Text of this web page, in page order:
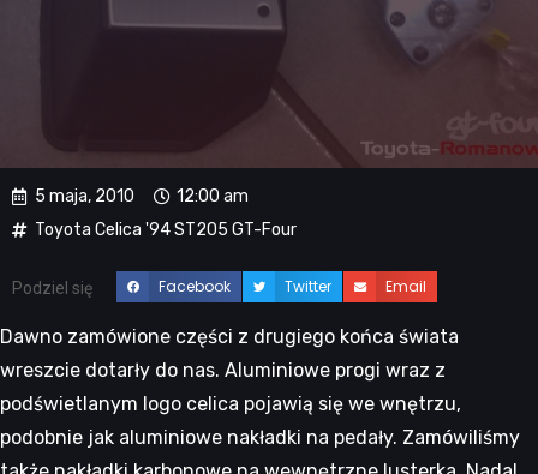
5 maja, 2010
12:00 am
Toyota Celica '94 ST205 GT-Four
Podziel się Facebook Twitter Email
Dawno zamówione części z drugiego końca świata
wreszcie dotarły do nas. Aluminiowe progi wraz z
podświetlanym logo celica pojawią się we wnętrzu,
podobnie jak aluminiowe nakładki na pedały. Zamówiliśmy